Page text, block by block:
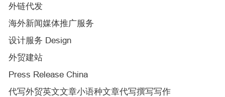
外链代发
海外新闻媒体推广服务
设计服务 Design
外贸建站
Press Release China
代写外贸英文文章小语种文章代写撰写写作